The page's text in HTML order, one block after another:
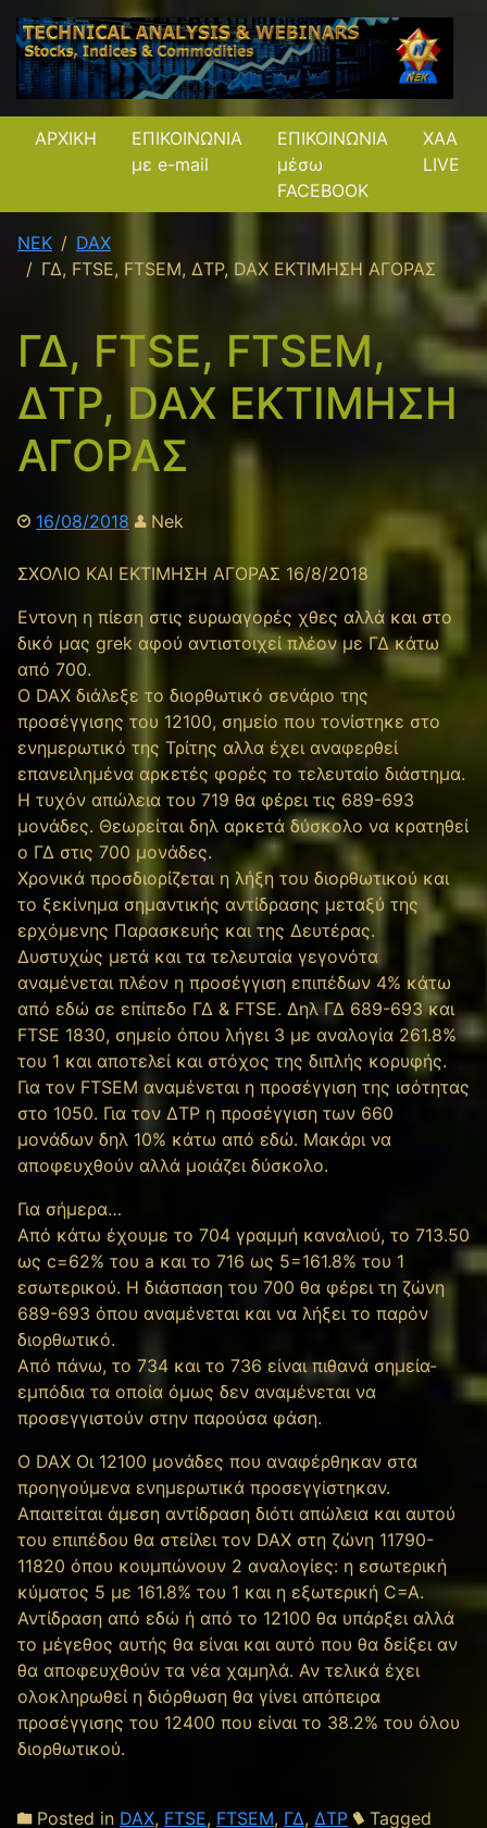
ΑΡΧΙΚΗ
ΕΠΙΚΟΙΝΩΝΙΑ
με e-mail
ΕΠΙΚΟΙΝΩΝΙΑ
μέσω
FACEBOOK
XAA
LIVE
NEK
DAX
ΓΔ, FTSE, FTSEM, ΔΤΡ, DAX ΕΚΤΙΜΗΣΗ ΑΓΟΡΑΣ
ΓΔ, FTSE, FTSEM,
ΔΤΡ, DAX ΕΚΤΙΜΗΣΗ
ΑΓΟΡΑΣ
16/08/2018 Nek
ΣΧΟΛΙΟ ΚΑΙ ΕΚΤΙΜΗΣΗ ΑΓΟΡΑΣ 16/8/2018
Εντονη η πίεση στις ευρωαγορές χθες αλλά και στο
δικό μας grek αφού αντιστοιχεί πλέον με ΓΔ κάτω
από 700.
Ο DAX διάλεξε το διορθωτικό σενάριο της
προσέγγισης του 12100, σημείο που τονίστηκε στο
ενημερωτικό της Τρίτης αλλα έχει αναφερθεί
επανειλημένα αρκετές φορές το τελευταίο διάστημα.
Η τυχόν απώλεια του 719 θα φέρει τις 689-693
μονάδες. Θεωρείται δηλ αρκετά δύσκολο να κρατηθεί
ο ΓΔ στις 700 μονάδες.
Χρονικά προσδιορίζεται η λήξη του διορθωτικού και
το ξεκίνημα σημαντικής αντίδρασης μεταξύ της
ερχόμενης Παρασκευής και της Δευτέρας.
Δυστυχώς μετά και τα τελευταία γεγονότα
αναμένεται πλέον η προσέγγιση επιπέδων 4% κάτω
από εδώ σε επίπεδο ΓΔ & FTSE. Δηλ ΓΔ 689-693 και
FTSE 1830, σημείο όπου λήγει 3 με αναλογία 261.8%
του 1 και αποτελεί και στόχος της διπλής κορυφής.
Για τον FTSEM αναμένεται η προσέγγιση της ισότητας
στο 1050. Για τον ΔΤΡ η προσέγγιση των 660
μονάδων δηλ 10% κάτω από εδώ. Mακάρι να
αποφευχθούν αλλά μοιάζει δύσκολο.
Για σήμερα…
Από κάτω έχουμε το 704 γραμμή καναλιού, το 713.50
ως c=62% του a και το 716 ως 5=161.8% του 1
εσωτερικού. Η διάσπαση του 700 θα φέρει τη ζώνη
689-693 όπου αναμένεται και να λήξει το παρόν
διορθωτικό.
Από πάνω, το 734 και το 736 είναι πιθανά σημεία-
εμπόδια τα οποία όμως δεν αναμένεται να
προσεγγιστούν στην παρούσα φάση.
Ο DAX Οι 12100 μονάδες που αναφέρθηκαν στα
προηγούμενα ενημερωτικά προσεγγίστηκαν.
Απαιτείται άμεση αντίδραση διότι απώλεια και αυτού
του επιπέδου θα στείλει τον DAX στη ζώνη 11790-
11820 όπου κουμπώνουν 2 αναλογίες: η εσωτερική
κύματος 5 με 161.8% του 1 και η εξωτερική C=A.
Αντίδραση από εδώ ή από το 12100 θα υπάρξει αλλά
το μέγεθος αυτής θα είναι και αυτό που θα δείξει αν
θα αποφευχθούν τα νέα χαμηλά. Αν τελικά έχει
ολοκληρωθεί η διόρθωση θα γίνει απόπειρα
προσέγγισης του 12400 που είναι το 38.2% του όλου
διορθωτικού.
Posted in DAX, FTSE, FTSEM, ΓΔ, ΔΤΡ Tagged